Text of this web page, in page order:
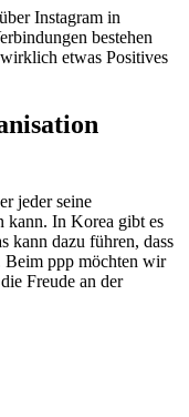
Instagram in
bestehen
etwas Positives
jeder seine
kann. In Korea gibt es
kann dazu führen, dass
Beim ppp möchten wir
Freude an der